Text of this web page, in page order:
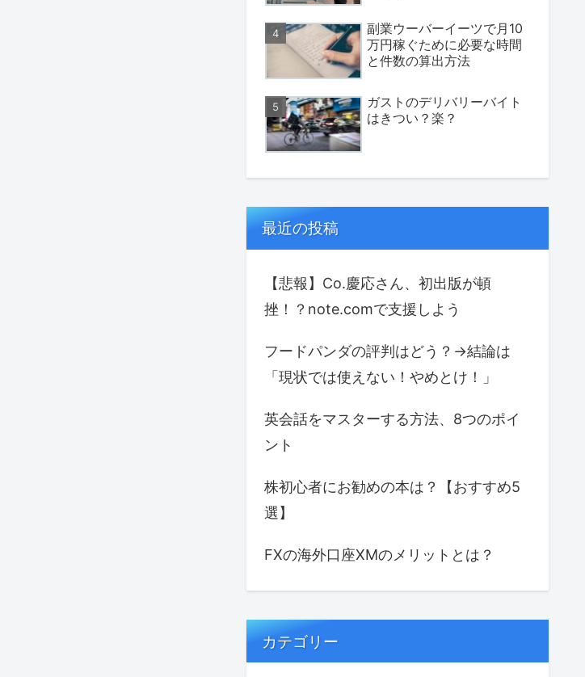
副業ウーバーイーツで月10
万円稼ぐために必要な時間
と件数の算出方法
ガストのデリバリーバイト
はきつい？楽？
最近の投稿
【悲報】Co.慶応さん、初出版が頓
挫！？note.comで支援しよう
フードパンダの評判はどう？→結論は
「現状では使えない！やめとけ！」
英会話をマスターする方法、8つのポイ
ント
株初心者にお勧めの本は？【おすすめ5
選】
FXの海外口座XMのメリットとは？
カテゴリー